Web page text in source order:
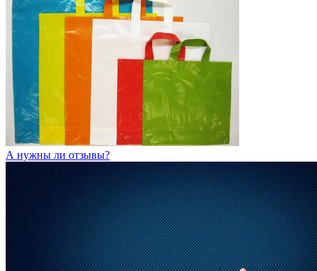
А нужны ли отзывы?